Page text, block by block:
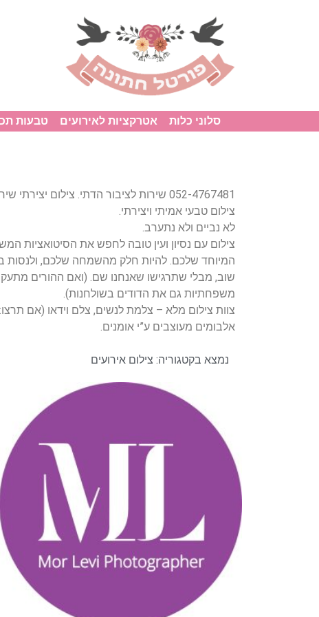
סלוני כלות אטרקציות לאירועים טבעות
052-4767481 שירות לציבור הדתי. צילום יצירתי שירות לציבור הדתי.
צילום טבעי אמיתי ויצירתי.
לא נביים ולא נתערב.
צילום עם נסיון ועין טובה לחפש את הסיטואציות
המיוחד שלכם. להיות חלק מהשמחה שלכם, ולנסות
שוב, מבלי שתרגישו שאנחנו שם. (ואם ההורים
משפחתיות גם את הדודים בשולחנות).
צוות צילום מלא – צלמת לנשים, צלם וידאו (אם
אלבומים מעוצבים ע”י אומנים.
נמצא בקטגוריה: צילום אירועים